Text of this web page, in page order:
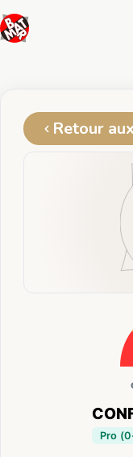
au
contenu
Retour
Pro